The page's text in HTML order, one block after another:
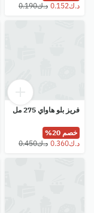
فريز بلو هاواي 275 مل
خصم 20%